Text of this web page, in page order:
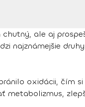
ale aj
najznámejšie
oxidácii, čím si
metabolizmus,